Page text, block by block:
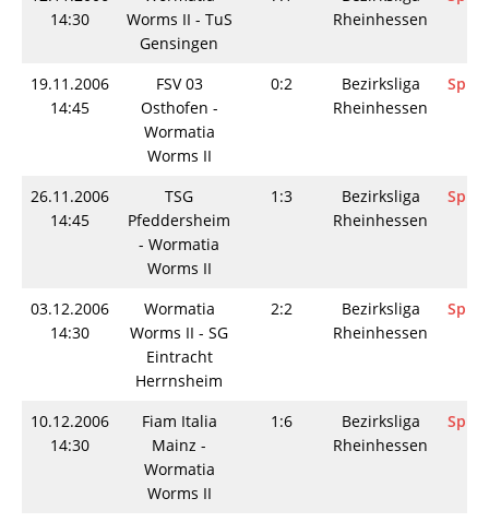
14:30
Worms II - TuS
Gensingen
Rheinhessen
19.11.2006
14:45
FSV 03
Osthofen -
Wormatia
Worms II
0:2
Bezirksliga
Rheinhessen
26.11.2006
14:45
TSG
Pfeddersheim
- Wormatia
Worms II
1:3
Bezirksliga
Rheinhessen
03.12.2006
14:30
Wormatia
Worms II - SG
Eintracht
Herrnsheim
2:2
Bezirksliga
Rheinhessen
10.12.2006
14:30
Fiam Italia
Mainz -
Wormatia
Worms II
1:6
Bezirksliga
Rheinhessen